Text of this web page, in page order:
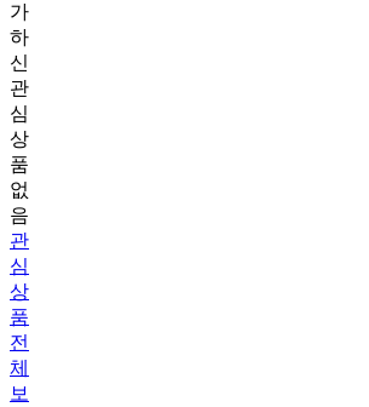
가
하
신
관
심
상
품
없
음
관
심
상
품
전
체
보